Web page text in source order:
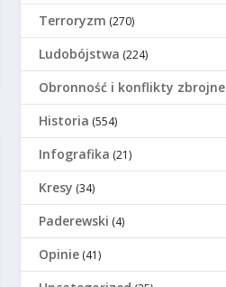
Terroryzm (270)
Ludobójstwa (224)
Оbronność i konflikty zbrojne
Historia (554)
Infografika (21)
Kresy (34)
Paderewski (4)
Opinie (41)